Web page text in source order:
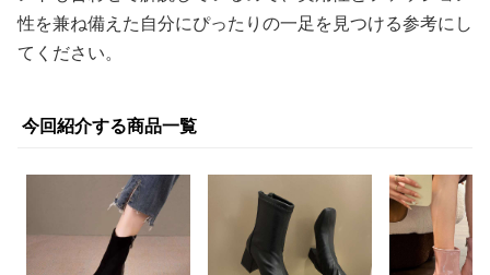
性を兼ね備えた自分にぴったりの一足を見つける参考にし
てください。
今回紹介する商品一覧